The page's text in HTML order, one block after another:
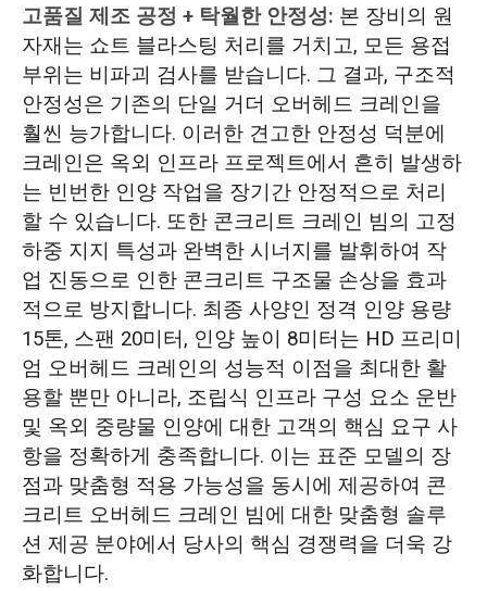
고품질 제조 공정 + 탁월한 안정성: 본 장비의 원
자재는 쇼트 블라스팅 처리를 거치고, 모든 용접
부위는 비파괴 검사를 받습니다. 그 결과, 구조적
안정성은 기존의 단일 거더 오버헤드 크레인을
훨씬 능가합니다. 이러한 견고한 안정성 덕분에
크레인은 옥외 인프라 프로젝트에서 흔히 발생하
는 빈번한 인양 작업을 장기간 안정적으로 처리
할 수 있습니다. 또한 콘크리트 크레인 빔의 고정
하중 지지 특성과 완벽한 시너지를 발휘하여 작
업 진동으로 인한 콘크리트 구조물 손상을 효과
적으로 방지합니다. 최종 사양인 정격 인양 용량
15톤, 스팬 20미터, 인양 높이 8미터는 HD 프리미
엄 오버헤드 크레인의 성능적 이점을 최대한 활
용할 뿐만 아니라, 조립식 인프라 구성 요소 운반
및 옥외 중량물 인양에 대한 고객의 핵심 요구 사
항을 정확하게 충족합니다. 이는 표준 모델의 장
점과 맞춤형 적용 가능성을 동시에 제공하여 콘
크리트 오버헤드 크레인 빔에 대한 맞춤형 솔루
션 제공 분야에서 당사의 핵심 경쟁력을 더욱 강
화합니다.